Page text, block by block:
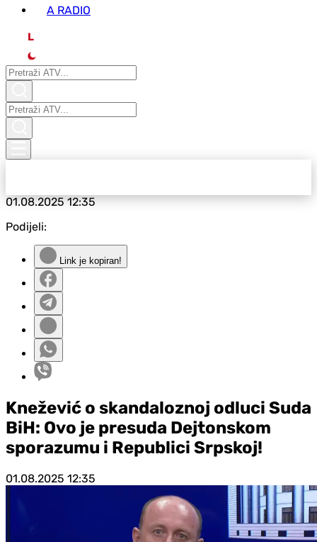
A RADIO
L
01.08.202512:35
Podijeli:
Link je kopiran!
Knežević o skandaloznoj odluci Suda
BiH: Ovo je presuda Dejtonskom
sporazumu i Republici Srpskoj!
01.08.2025 12:35